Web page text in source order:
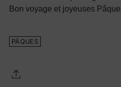
Bon voyage et joyeuses
PÂQUES